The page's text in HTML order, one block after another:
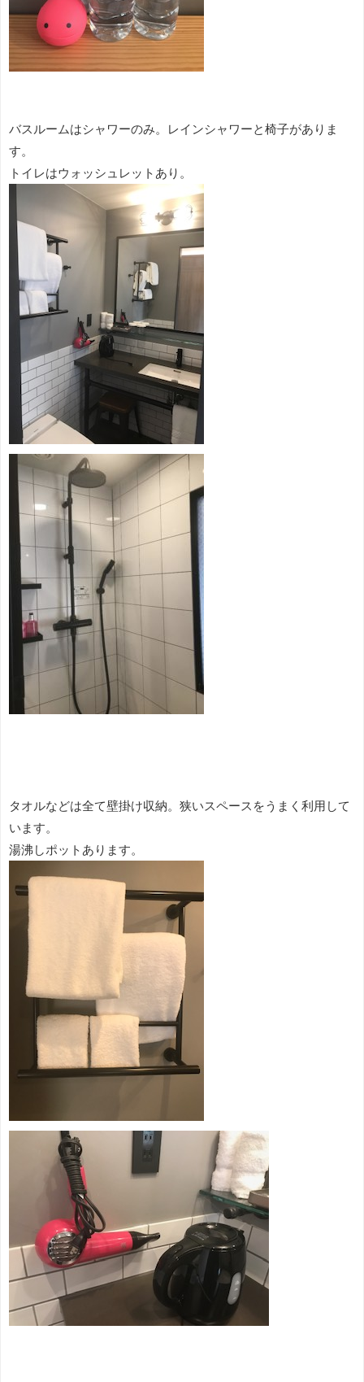
バスルームはシャワーのみ。レインシャワーと椅子がありま
す。
トイレはウォッシュレットあり。
タオルなどは全て壁掛け収納。狭いスペースをうまく利用して
います。
湯沸しポットあります。